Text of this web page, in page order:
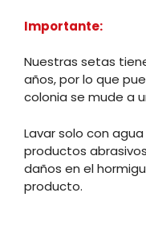
Importante:
Nuestras setas
años, por lo que
colonia se mude a
Lavar solo con
productos
daños en el
producto.